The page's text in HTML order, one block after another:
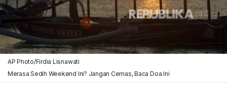
AP Photo/Firdia Lisnawati
Merasa Sedih Weekend Ini? Jangan Cemas, Baca Doa Ini